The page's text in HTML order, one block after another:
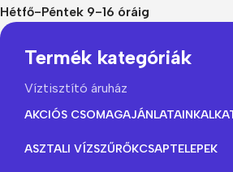
Hétfő-Péntek 9-16 óráig
Termék kategóriák
Víztisztító áruház
AKCIÓS CSOMAGAJÁNLATAINK
ASZTALI VÍZSZŰRŐKCSAPTELEPEK